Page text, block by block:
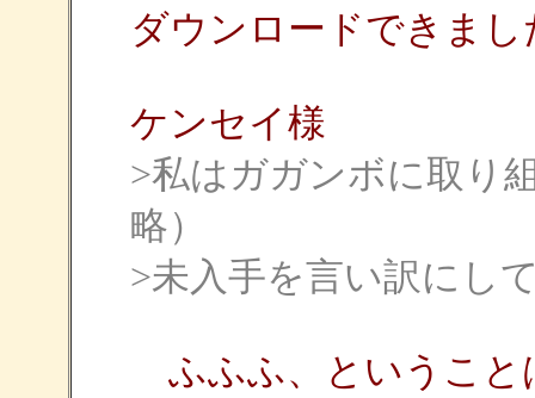
ダウンロードできまし
ケンセイ様
>私はガガンボに取り
略）
>未入手を言い訳にし
ふふふ、ということ